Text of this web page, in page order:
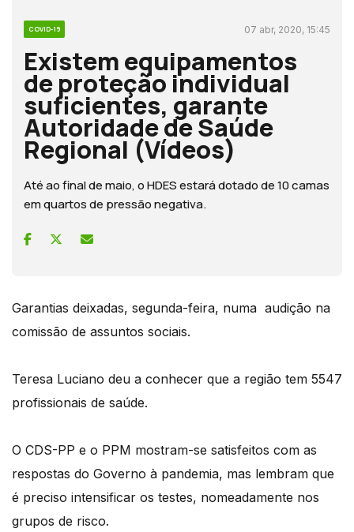
COVID-19 07 abr, 2020, 15:45
Existem equipamentos
de proteção individual
suficientes, garante
Autoridade de Saúde
Regional (Vídeos)
Até ao final de maio, o HDES estará dotado de 10 camas
em quartos de pressão negativa.
Garantias deixadas, segunda-feira, numa audição na
comissão de assuntos sociais.
Teresa Luciano deu a conhecer que a região tem 5547
profissionais de saúde.
O CDS-PP e o PPM mostram-se satisfeitos com as
respostas do Governo à pandemia, mas lembram que
é preciso intensificar os testes, nomeadamente nos
grupos de risco.